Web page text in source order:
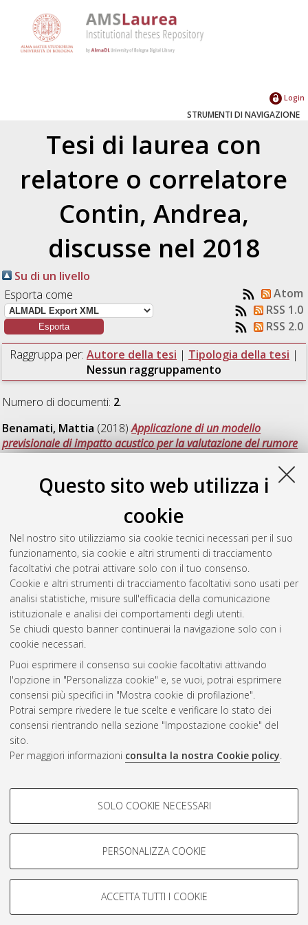
Questo sito web utilizza i
cookie
Nel nostro sito utilizziamo sia cookie tecnici necessari per il suo
funzionamento, sia cookie e altri strumenti di tracciamento
facoltativi che potrai attivare solo con il tuo consenso.
Cookie e altri strumenti di tracciamento facoltativi sono usati per
analisi statistiche, misure sull'efficacia della comunicazione
istituzionale e analisi dei comportamenti degli utenti.
Se chiudi questo banner continuerai la navigazione solo con i
cookie necessari.
Puoi esprimere il consenso sui cookie facoltativi attivando
l'opzione in "Personalizza cookie" e, se vuoi, potrai esprimere
consensi più specifici in "Mostra cookie di profilazione".
Potrai sempre rivedere le tue scelte e verificare lo stato dei
consensi rientrando nella sezione "Impostazione cookie" del
sito.
Per maggiori informazioni consulta la nostra Cookie policy.
COOKIE DI PROFILAZIONE -
Si tratta di cookie utilizzati per analizzare le caratteristiche della
navigazione degli utenti, creare profili in base al loro comportamento
Mostra cookie di profilazione
COOKIE TECNICI - NECESSARI
SOLO COOKIE NECESSARI
PERSONALIZZA COOKIE
ACCETTA TUTTI I COOKIE
Login
STRUMENTI DI NAVIGAZIONE
Tesi di laurea con
relatore o correlatore
Contin, Andrea,
discusse nel 2018
Su di un livello
Esporta come
Atom
RSS 1.0
RSS 2.0
Raggruppa per: Autore della tesi | Tipologia della tesi |
Nessun raggruppamento
Numero di documenti: 2.
Benamati, Mattia (2018)Applicazione di un modello
previsionale di impatto acustico per la valutazione del rumore
ambientale.[Laurea magistrale], Università di Bologna, Corso
Analisi e gestione dell'ambiente [LM-DM270] -
Ravenna, Documento ad accesso riservato.
(2018)Gestione ambientale e strategia
metodologico per l'Unione dei Comuni Reno Galliera.[Laurea
magistrale], Università di Bologna, Corso di Studio inAnalisi e
gestione dell'ambiente [LM-DM270] - Ravenna, Documento
ad accesso riservato.
Questa lista e' stata generata ilFri Aug 7 20:44:52 2026 CEST
Atom
Rss 1.0
Rss 2.0
AMS Laurea
Impostazioni Cookie
Informativa sulla privacy
Condizioni d’uso del sito